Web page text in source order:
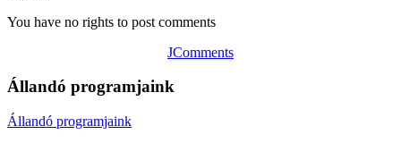
You have no rights to post comments
JComments
Állandó programjaink
Állandó programjaink